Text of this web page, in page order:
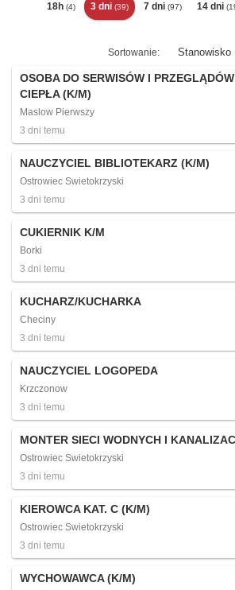
18h (4) 3 dni (39) 7 dni (97) 14 dni
Stanowisko
OSOBA DO SERWISÓW I
CIEPŁA (K/M)
Maslow Pierwszy
3 dni temu
NAUCZYCIEL BIBLIOTEKARZ (K/M)
Ostrowiec Swietokrzyski
3 dni temu
CUKIERNIK K/M
Borki
3 dni temu
KUCHARZ/KUCHARKA
Checiny
3 dni temu
NAUCZYCIEL LOGOPEDA
Krzczonow
3 dni temu
MONTER SIECI WODNYCH I
Ostrowiec Swietokrzyski
3 dni temu
KIEROWCA KAT. C (K/M)
Ostrowiec Swietokrzyski
3 dni temu
WYCHOWAWCA (K/M)